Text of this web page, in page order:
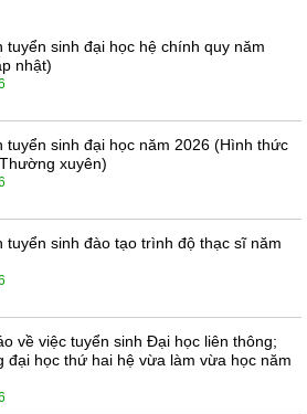
tuyển sinh đại học hệ chính quy năm
nhật)
tuyển sinh đại học năm 2026 (Hình thức
xuyên)
tuyển sinh đào tạo trình độ thạc sĩ năm
về việc tuyển sinh Đại học liên thông;
đại học thứ hai hệ vừa làm vừa học năm